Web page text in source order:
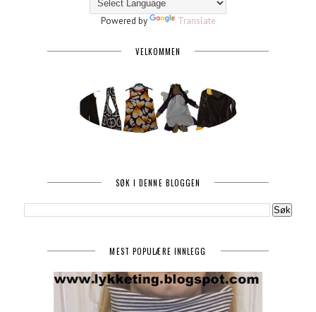
Powered by Translate
VELKOMMEN
SØK I DENNE BLOGGEN
MEST POPULÆRE INNLEGG